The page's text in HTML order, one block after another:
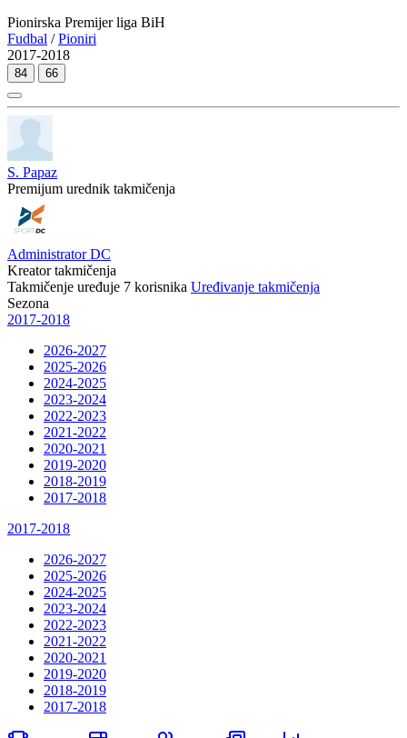
Pionirska Premijer liga BiH
Fudbal /Pioniri
2017-2018
84 66
S. Papaz
Premijum urednik takmičenja
Administrator DC
Kreator takmičenja
Takmičenje uređuje 7 korisnika Uređivanje takmičenja
Sezona
2017-2018
2026-2027
2025-2026
2024-2025
2023-2024
2022-2023
2021-2022
2020-2021
2019-2020
2018-2019
2017-2018
2017-2018
2026-2027
2025-2026
2024-2025
2023-2024
2022-2023
2021-2022
2020-2021
2019-2020
2018-2019
2017-2018